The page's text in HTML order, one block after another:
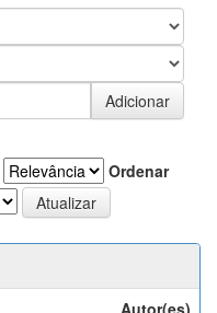
Ordenar
Autor(es)